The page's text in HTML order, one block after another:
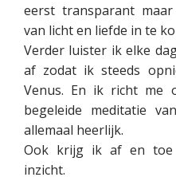
eerst transparant
van licht en liefde in te
Verder luister ik elke
af zodat ik steeds
Venus. En ik richt me
begeleide meditatie
allemaal heerlijk.
Ook krijg ik af en toe
inzicht.